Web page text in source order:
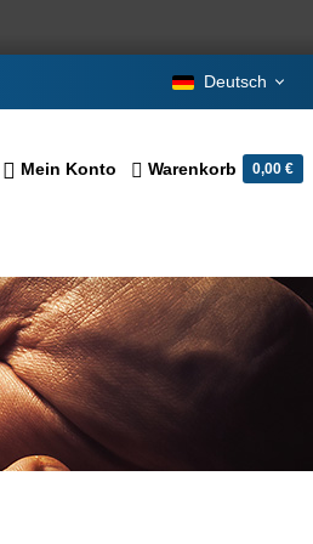
Deutsch
Mein Konto Warenkorb 0,00 €